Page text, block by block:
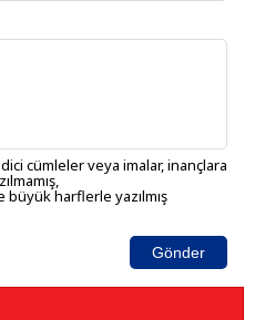
cümleler veya imalar, inançlara
büyük harflerle yazılmış
Gönder